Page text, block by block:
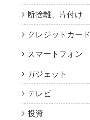
断捨離、片付け
クレジットカード
スマートフォン
ガジェット
テレビ
投資